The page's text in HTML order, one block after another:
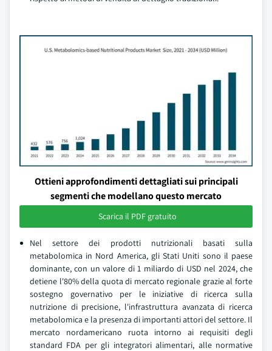
Ottieni approfondimenti dettagliati sui principali
segmenti che modellano questo mercato
Scarica il PDF gratuito
Nel settore dei prodotti nutrizionali basati sulla
metabolomica in Nord America, gli Stati Uniti sono il paese
dominante, con un valore di 1 miliardo di USD nel 2024, che
detiene l'80% della quota di mercato regionale grazie al forte
sostegno governativo per le iniziative di ricerca sulla
nutrizione di precisione, l'infrastruttura avanzata di ricerca
metabolomica e la presenza di importanti attori del settore. Il
mercato nordamericano ruota intorno ai requisiti degli
standard FDA per gli integratori alimentari, alle normative